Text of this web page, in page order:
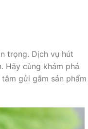
trọng. Dịch vụ hút
Hãy cùng khám phá
gửi gắm sản phẩm